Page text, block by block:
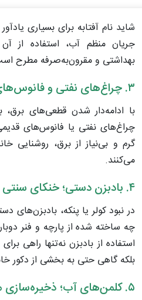
شاید نام آفتابه برای بسیاری
جریان منظم آب، استفاده از
بهداشتی و مقرون‌به‌صرفه مطرح
۳. چراغ‌های نفتی و فانوس‌های قدیمی
با ادامه‌دار شدن قطعی‌های برق،
چراغ‌های نفتی یا فانوس‌های قدیمی
گرم و بی‌نیاز از برق، روشنایی
می‌کنند.
۴. بادبزن دستی؛ خنکای سنتی
در نبود کولر یا پنکه،
چه ساخته شده از پارچه و فنر
استفاده از بادبزن نه‌تنها راهی
بلکه گاهی حتی به بخشی از دکور
۵. کلمن‌های آب؛ ذخیره‌سازی مدرن با ریشه‌ای قدیمی